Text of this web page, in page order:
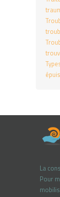
La
Pour